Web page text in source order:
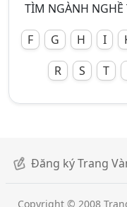
TÌM NGÀNH NGHỀ
F
G H I
R
S T
Đăng ký Trang
Copyright © 2008